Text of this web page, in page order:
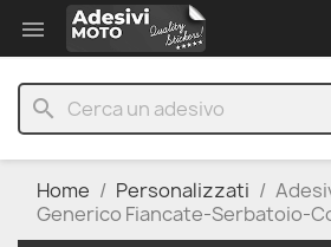

search
Home Personalizzati
Generico Fiancate-Serbatoio-